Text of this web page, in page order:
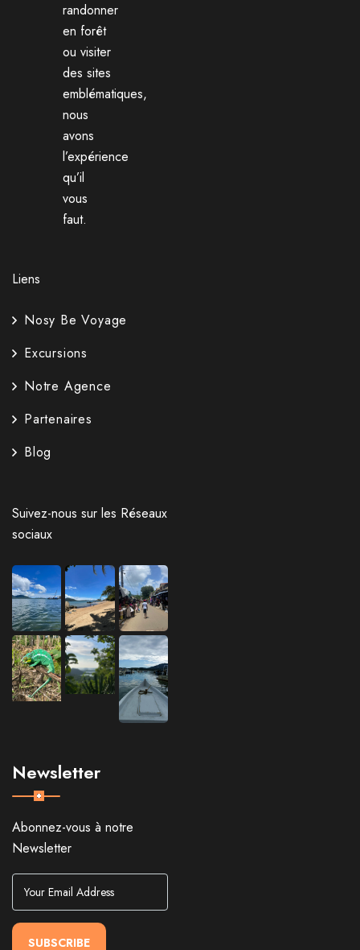
randonner
en forêt
ou visiter
des sites
emblématiques,
nous
avons
l’expérience
qu’il
vous
faut.
Liens
Nosy Be Voyage
Excursions
Notre Agence
Partenaires
Blog
Suivez-nous sur les Réseaux
sociaux
Newsletter
Abonnez-vous à notre
Newsletter
SUBSCRIBE